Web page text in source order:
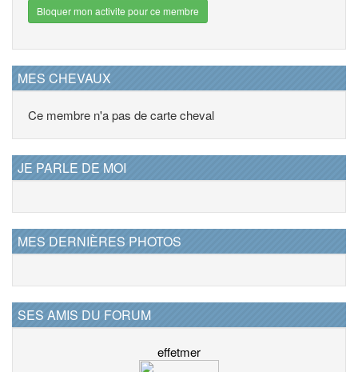
Bloquer mon activite pour ce membre
MES CHEVAUX
Ce membre n'a pas de carte cheval
JE PARLE DE MOI
MES DERNIÈRES PHOTOS
SES AMIS DU FORUM
effetmer